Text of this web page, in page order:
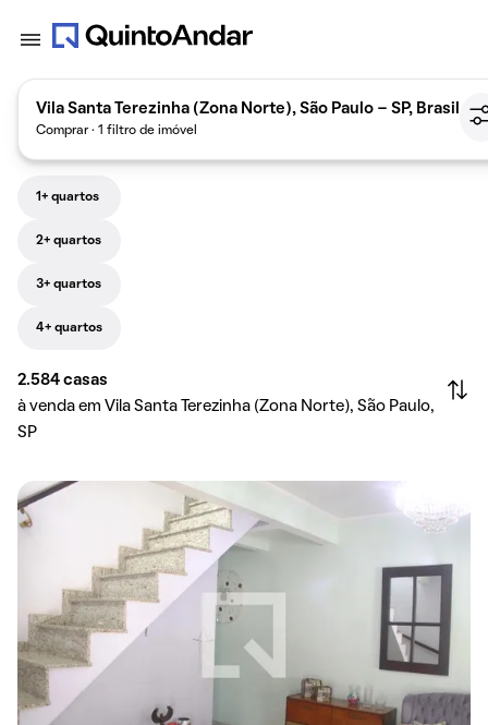
Vila Santa Terezinha (Zona Norte), São Paulo - SP, Brasil
Comprar · 1 filtro de imóvel
1+ quartos
2+ quartos
3+ quartos
4+ quartos
2.584 casas
à venda em Vila Santa Terezinha (Zona Norte), São Paulo,
SP